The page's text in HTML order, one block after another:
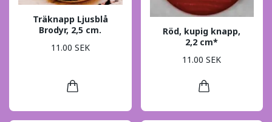
Träknapp Ljusblå
Brodyr, 2,5 cm.
11.00 SEK
Röd, kupig knapp,
2,2 cm*
11.00 SEK